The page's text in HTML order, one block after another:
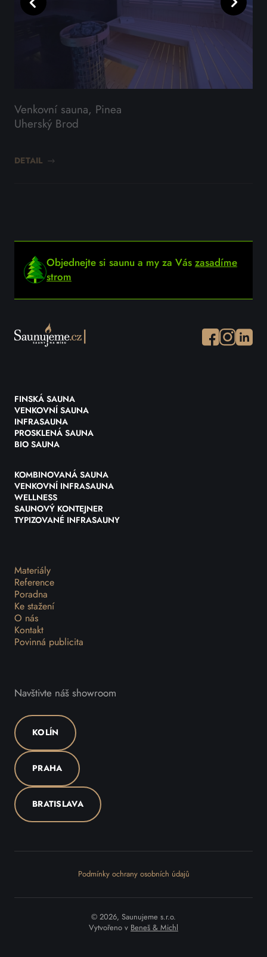
Venkovní sauna, Pinea
Uherský Brod
DETAIL
Předchozí Další
Objednejte si saunu a my za Vás zasadíme
strom
Facebook
Instagram
FINSKÁ SAUNA
VENKOVNÍ SAUNA
INFRASAUNA
PROSKLENÁ SAUNA
BIO SAUNA
KOMBINOVANÁ SAUNA
VENKOVNÍ INFRASAUNA
WELLNESS
SAUNOVÝ KONTEJNER
TYPIZOVANÉ INFRASAUNY
Materiály
Reference
Poradna
Ke stažení
O nás
Kontakt
Povinná publicita
Navštivte náš showroom
KOLÍN
PRAHA
BRATISLAVA
Podmínky ochrany osobních údajů
© 2026, Saunujeme s.r.o.
Vytvořeno v Beneš & Michl